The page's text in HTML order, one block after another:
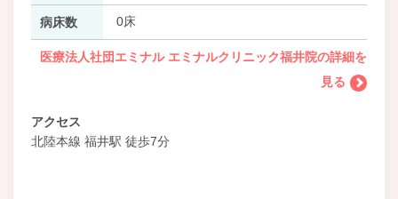
病床数 0床
医療法人社団エミナル エミナルクリニック福井院の詳細を
見る
アクセス
北陸本線 福井駅 徒歩7分